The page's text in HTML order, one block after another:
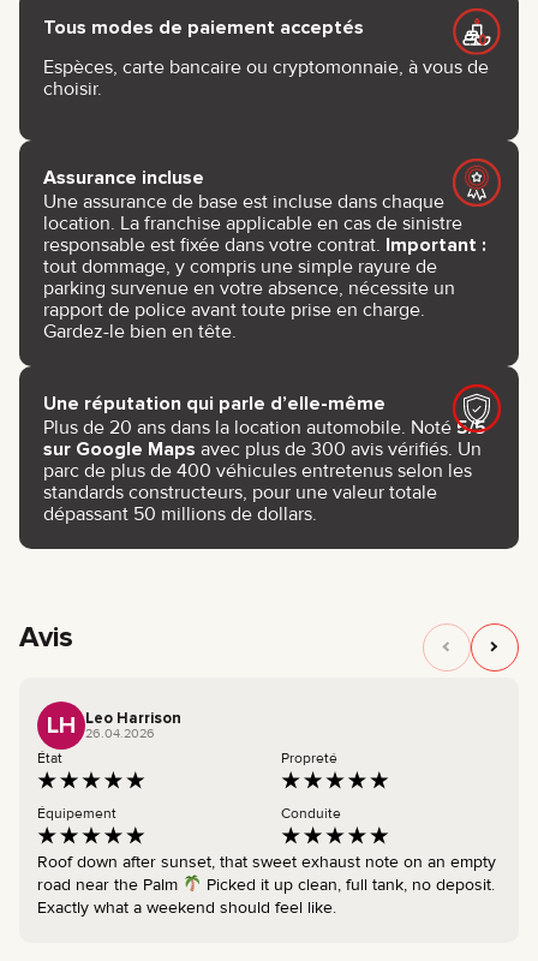
Tous modes de paiement acceptés
Espèces, carte bancaire ou cryptomonnaie, à vous de
choisir.
Assurance incluse
Une assurance de base est incluse dans chaque
location. La franchise applicable en cas de sinistre
responsable est fixée dans votre contrat. Important :
tout dommage, y compris une simple rayure de
parking survenue en votre absence, nécessite un
rapport de police avant toute prise en charge.
Gardez-le bien en tête.
Une réputation qui parle d’elle-même
Plus de 20 ans dans la location automobile. Noté5/5
sur Google Maps avec plus de 300 avis vérifiés. Un
parc de plus de 400 véhicules entretenus selon les
standards constructeurs, pour une valeur totale
dépassant 50 millions de dollars.
Avis
LH Leo Harrison
26.04.2026
État Propreté
Équipement Conduite
Roof down after sunset, that sweet exhaust note on an empty
road near the Palm
Picked it up clean, full tank, no deposit.
Exactly what a weekend should feel like.